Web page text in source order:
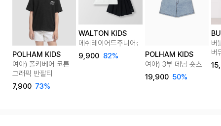
POLHAM KIDS
여아) 폴키베어 코튼
그래픽 반팔티
7,900 73%
WALTON KIDS
메쉬레이어드주니어상하복
9,900 82%
POLHAM KIDS
여아) 3부 데님 숏츠
19,900 50%
버
버